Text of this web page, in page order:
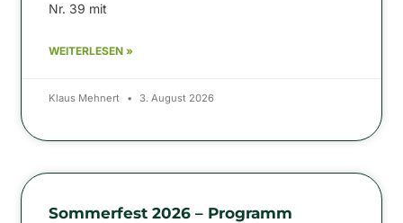
Nr. 39 mit
WEITERLESEN »
Klaus Mehnert 3. August 2026
Sommerfest 2026 – Programm